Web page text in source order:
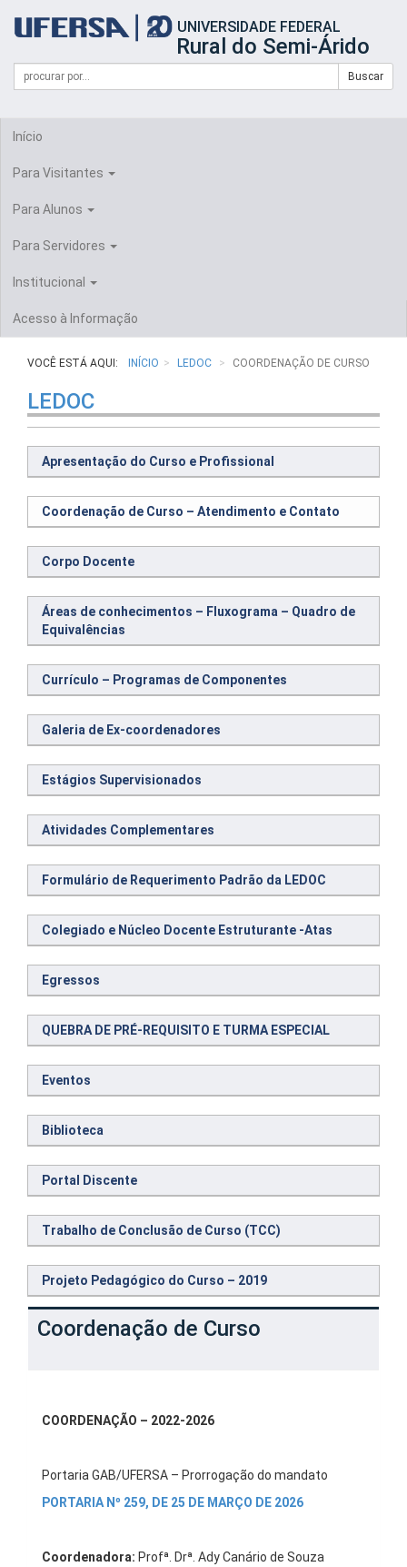
portal
UFERSA
UNIVERSIDADE FEDERAL
Rural do Semi-Árido
Formulário
Busca
Campo
de
Buscar
Início
Para Visitantes
Para Alunos
Para Servidores
Institucional
Acesso à Informação
VOCÊ ESTÁ AQUI: INÍCIO LEDOC COORDENAÇÃO DE CURSO
LEDOC
Apresentação do Curso e Profissional
Coordenação de Curso – Atendimento e Contato
Corpo Docente
Áreas de conhecimentos – Fluxograma – Quadro de
Equivalências
Currículo – Programas de Componentes
Galeria de Ex-coordenadores
Estágios Supervisionados
Atividades Complementares
Formulário de Requerimento Padrão da LEDOC
Colegiado e Núcleo Docente Estruturante -Atas
Egressos
QUEBRA DE PRÉ-REQUISITO E TURMA ESPECIAL
Eventos
Biblioteca
Portal Discente
Trabalho de Conclusão de Curso (TCC)
Projeto Pedagógico do Curso – 2019
Coordenação de Curso
COORDENAÇÃO – 2022-2026
Portaria GAB/UFERSA – Prorrogação do mandato
PORTARIA Nº 259, DE 25 DE MARÇO DE 2026
Coordenadora: Profª. Drª. Ady Canário de Souza